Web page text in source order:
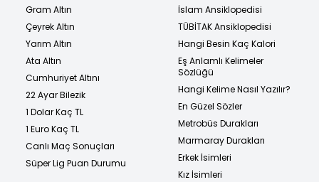
Gram Altın
Çeyrek Altın
Yarım Altın
Ata Altın
Cumhuriyet Altını
22 Ayar Bilezik
1 Dolar Kaç TL
1 Euro Kaç TL
Canlı Maç Sonuçları
Süper Lig Puan Durumu
İslam Ansiklopedisi
TÜBİTAK Ansiklopedisi
Hangi Besin Kaç Kalori
Eş Anlamlı Kelimeler
Sözlüğü
Hangi Kelime Nasıl Yazılır?
En Güzel Sözler
Metrobüs Durakları
Marmaray Durakları
Erkek İsimleri
Kız İsimleri